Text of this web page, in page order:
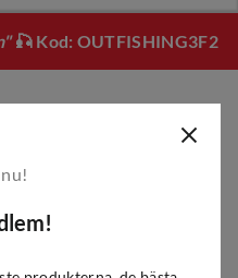
🎣 Kod: OUTFISHING3F2